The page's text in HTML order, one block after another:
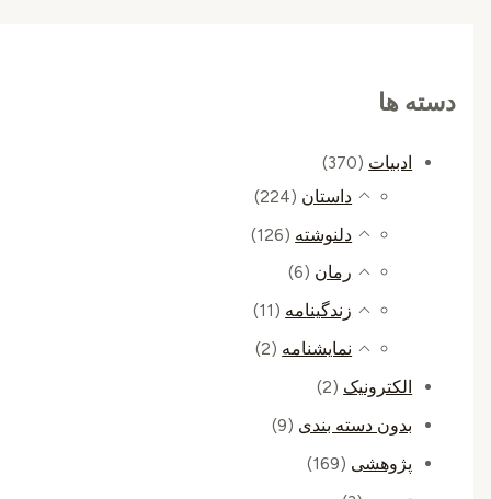
دسته ها
ادبیات (370)
داستان (224)
دلنوشته (126)
رمان (6)
زندگینامه (11)
نمایشنامه (2)
الکترونیک (2)
بدون دسته بندی (9)
پژوهشی (169)